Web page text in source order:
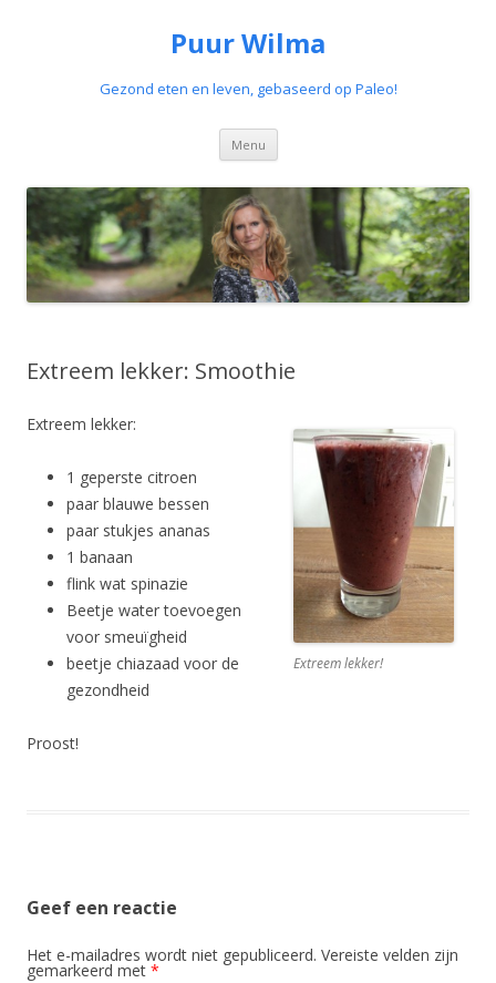
Puur Wilma
Gezond eten en leven, gebaseerd op Paleo!
Menu Spring
de
inhoud
Extreem lekker: Smoothie
Extreem lekker!
Extreem lekker:
1 geperste citroen
paar blauwe bessen
paar stukjes ananas
1 banaan
flink wat spinazie
Beetje water toevoegen
voor smeuïgheid
beetje chiazaad voor de
gezondheid
Proost!
Geef een reactie
Het e-mailadres wordt niet gepubliceerd. Vereiste velden zijn
gemarkeerd met *